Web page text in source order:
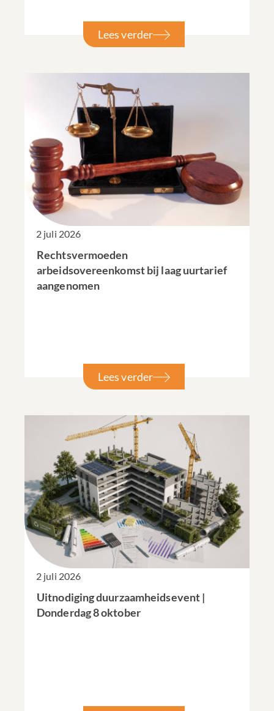
Lees verder
2 juli 2026
Rechtsvermoeden
arbeidsovereenkomst bij laag uurtarief
aangenomen
Lees verder
2 juli 2026
Uitnodiging duurzaamheidsevent |
Donderdag 8 oktober